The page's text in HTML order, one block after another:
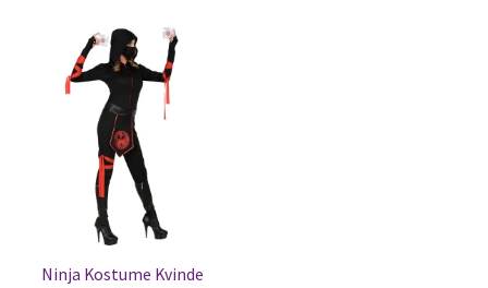
Ninja Kostume Kvinde